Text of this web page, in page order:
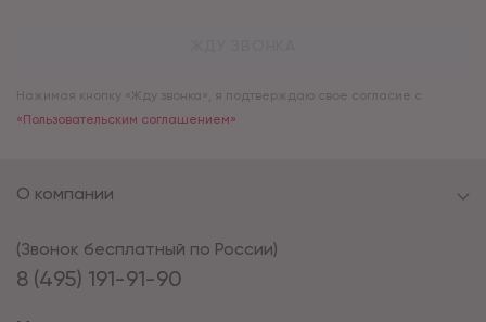
Нажимая кнопку «Жду звонка», я подтверждаю свое согласие с
«Пользовательским соглашением»
8 (495) 191-91-90
(Звонок бесплатный по России)
О компании